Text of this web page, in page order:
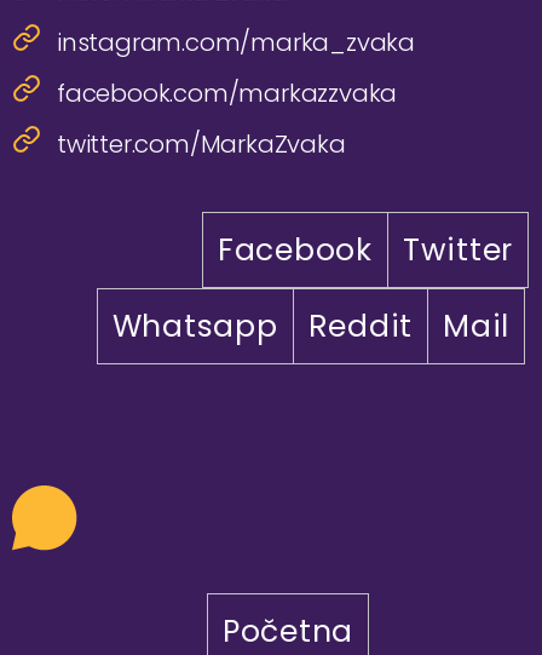
instagram.com/marka_zvaka
facebook.com/markazzvaka
twitter.com/MarkaZvaka
Facebook
Twitter
Whatsapp
Reddit Mail
Početna